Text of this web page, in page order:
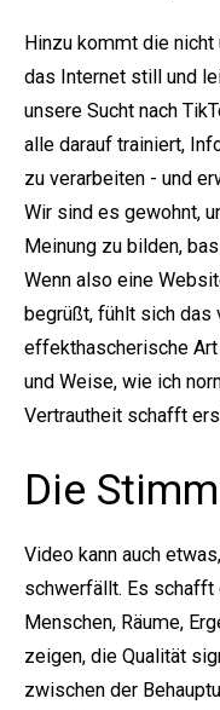
Hinzu kommt die nicht
das Internet still und
unsere Sucht nach
alle darauf trainiert,
zu verarbeiten - und
Wir sind es gewohnt,
Meinung zu bilden,
Wenn also eine
begrüßt, fühlt sich das
effekthascherische
und Weise, wie ich
Vertrautheit schafft
Die
Video kann auch
schwerfällt. Es schafft
Menschen, Räume,
zeigen, die Qualität
zwischen der